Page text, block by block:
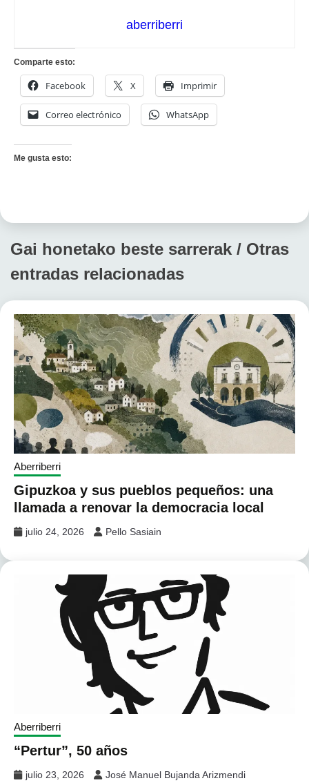
aberriberri
Comparte esto:
Facebook X Imprimir
Correo electrónico WhatsApp
Me gusta esto:
Gai honetako beste sarrerak / Otras
entradas relacionadas
Aberriberri
Gipuzkoa y sus pueblos pequeños: una
llamada a renovar la democracia local
julio 24, 2026 Pello Sasiain
Aberriberri
“Pertur”, 50 años
julio 23, 2026 José Manuel Bujanda Arizmendi